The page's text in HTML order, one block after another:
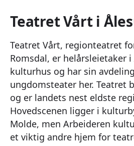
Teatret Vårt i
Teatret Vårt, regionteatret
Romsdal, er helårsleietaker
kulturhus og har sin
ungdomsteater her. Teatret
og er landets nest eldste
Hovedscenen ligger i
Molde, men Arbeideren
et viktig andre hjem for